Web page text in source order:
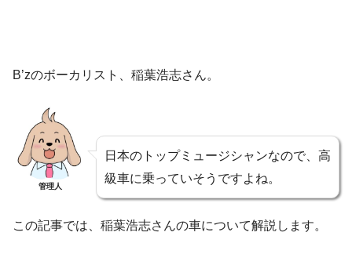
B’zのボーカリスト、稲葉浩志さん。
管理人
日本のトップミュージシャンなので、高
級車に乗っていそうですよね。
この記事では、稲葉浩志さんの車について解説します。